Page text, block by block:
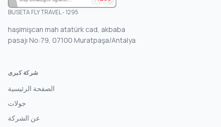
BUSETA FLY TRAVEL - 1295
haşimişcan mah atatürk cad, akbaba
pasajı No:79, 07100 Muratpaşa/Antalya
شركة كبرى
الصفحة الرئيسية
جولات
عن الشركة